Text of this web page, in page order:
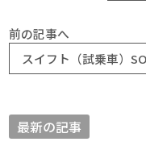
前の記事へ
最新の記事